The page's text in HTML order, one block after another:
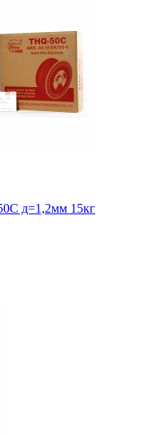
д=1,2мм 15кг